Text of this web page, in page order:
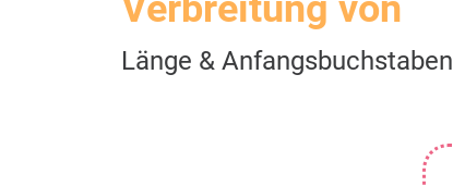
Länge & Anfangsbuchstaben